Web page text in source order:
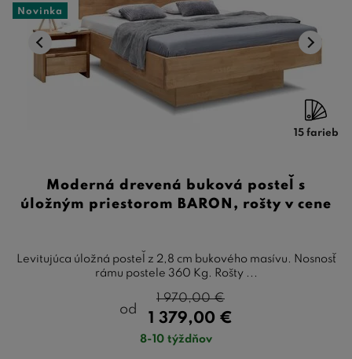
Novinka
15 farieb
Moderná drevená buková posteľ s
úložným priestorom BARON, rošty v cene
Levitujúca úložná posteľ z 2,8 cm bukového masívu. Nosnosť
rámu postele 360 Kg. Rošty ...
od
1 379,00 €
1 970,00€
8-10 týždňov